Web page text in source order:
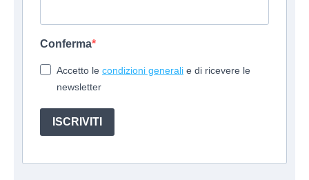
Conferma
Accetto le condizioni generali e di ricevere le
newsletter
ISCRIVITI